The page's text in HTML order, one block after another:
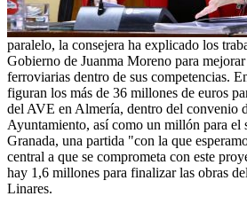
paralelo, la consejera ha explicado los
Gobierno de Juanma Moreno para
ferroviarias dentro de sus competencias.
figuran los más de 36 millones de euros
del AVE en Almería, dentro del convenio
Ayuntamiento, así como un millón para el
Granada, una partida "con la que
central a que se comprometa con este
hay 1,6 millones para finalizar las obras
Linares.